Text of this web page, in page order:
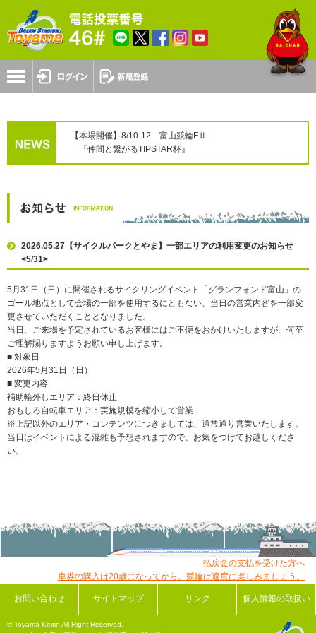
【本場開催】8/10-12 富山競輪FⅡ
『仲間と繋がるTIPSTAR杯』
2026.05.27【サイクルパークとやま】一部エリアの利用変更のお知らせ
<5/31>
5月31日（日）に開催されるサイクリングイベント「グランフォンド富山」の
ゴール地点として会場の一部を使用するにともない、当日の営業内容を一部変
更させていただくこととなりました。
当日、ご来場を予定されているお客様にはご不便をおかけいたしますが、何卒
ご理解賜りますようお願い申し上げます。
■ 対象日
2026年5月31日（日）
■ 変更内容
補助輪外しエリア：終日休止
おもしろ自転車エリア：実施規模を縮小して営業
※上記以外のエリア・コンテンツにつきましては、通常通り営業いたします。
当日はイベントによる混雑も予想されますので、お気をつけてお越しくださ
い。
払戻金の支払を受けた方へ
車券の購入は20歳になってから。競輪は適度に楽しみましょう。
お問い合わせ サイトマップ リンク 個人情報の取扱い
© Toyama Keirin All Right Reserved.